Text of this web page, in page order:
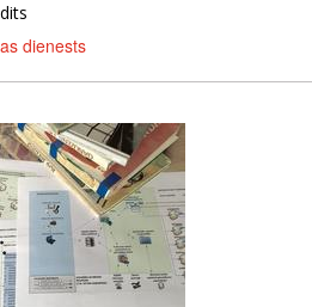
dienests